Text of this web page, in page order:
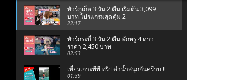
ทัวร์ภูเก็ต 3 วัน 2 คืน เริ่มต้น 3,099
บาท โปรแกรมสุดคุ้ม 2
22:17
ทัวร์กระบี่ 3 วัน 2 คืน พักหรู 4 ดาว
ราคา 2,450 บาท
02:53
เที่ยวเกาะพีพี ทริปดำน้ำสนุกกันคร๊าบ !!
01:39